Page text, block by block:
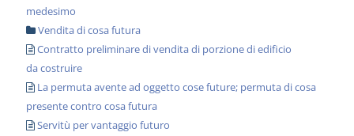
medesimo
Vendita di cosa futura
Contratto preliminare di vendita di porzione di edificio
da costruire
La permuta avente ad oggetto cose future; permuta di cosa
presente contro cosa futura
Servitù per vantaggio futuro